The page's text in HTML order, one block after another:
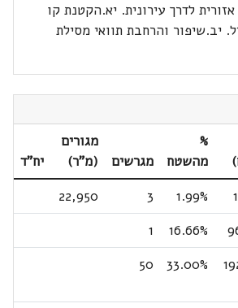
לדרך עירונית. יא.הקטנת קו
יב.שיפור והרחבת תוואי מסילת
%
מהשטח
מגרשים
מגורים
(מ"ר)
יח"ד
1.99%
3
22,950
16.66%
1
33.00%
50